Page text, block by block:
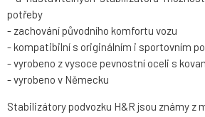
potřeby
- zachování původního komfortu vozu
- kompatibilní s originálním i sportovním
- vyrobeno z vysoce pevnostní oceli s
- vyrobeno v Německu
Stabilizátory podvozku H&R jsou známy z